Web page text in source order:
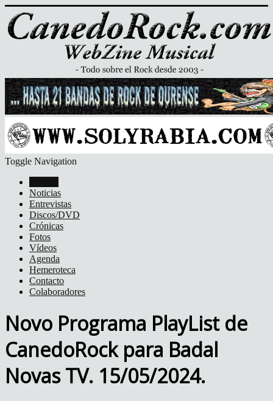
Toggle Navigation
Noticias
Entrevistas
Discos/DVD
Crónicas
Fotos
Vídeos
Agenda
Hemeroteca
Contacto
Colaboradores
Novo Programa PlayList de
CanedoRock para Badal
Novas TV. 15/05/2024.